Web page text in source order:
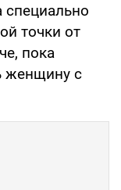
точки от
пока
женщину с